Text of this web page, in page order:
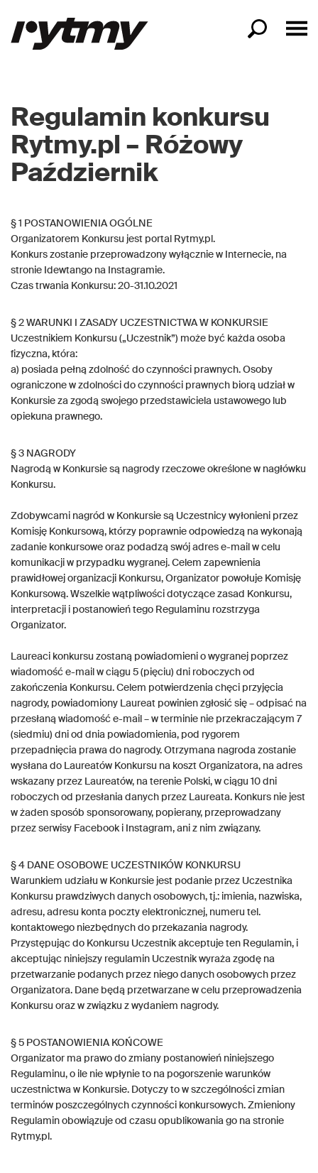
Regulamin konkursu
Rytmy.pl – Różowy
Październik
§ 1 POSTANOWIENIA OGÓLNE
Organizatorem Konkursu jest portal Rytmy.pl.
Konkurs zostanie przeprowadzony wyłącznie w Internecie, na
stronie Idewtango na Instagramie.
Czas trwania Konkursu: 20-31.10.2021
§ 2 WARUNKI I ZASADY UCZESTNICTWA W KONKURSIE
Uczestnikiem Konkursu („Uczestnik”) może być każda osoba
fizyczna, która:
a) posiada pełną zdolność do czynności prawnych. Osoby
ograniczone w zdolności do czynności prawnych biorą udział w
Konkursie za zgodą swojego przedstawiciela ustawowego lub
opiekuna prawnego.
§ 3 NAGRODY
Nagrodą w Konkursie są nagrody rzeczowe określone w nagłówku
Konkursu.
Zdobywcami nagród w Konkursie są Uczestnicy wyłonieni przez
Komisję Konkursową, którzy poprawnie odpowiedzą na wykonają
zadanie konkursowe oraz podadzą swój adres e-mail w celu
komunikacji w przypadku wygranej. Celem zapewnienia
prawidłowej organizacji Konkursu, Organizator powołuje Komisję
Konkursową. Wszelkie wątpliwości dotyczące zasad Konkursu,
interpretacji i postanowień tego Regulaminu rozstrzyga
Organizator.
Laureaci konkursu zostaną powiadomieni o wygranej poprzez
wiadomość e-mail w ciągu 5 (pięciu) dni roboczych od
zakończenia Konkursu. Celem potwierdzenia chęci przyjęcia
nagrody, powiadomiony Laureat powinien zgłosić się – odpisać na
przesłaną wiadomość e-mail – w terminie nie przekraczającym 7
(siedmiu) dni od dnia powiadomienia, pod rygorem
przepadnięcia prawa do nagrody. Otrzymana nagroda zostanie
wysłana do Laureatów Konkursu na koszt Organizatora, na adres
wskazany przez Laureatów, na terenie Polski, w ciągu 10 dni
roboczych od przesłania danych przez Laureata. Konkurs nie jest
w żaden sposób sponsorowany, popierany, przeprowadzany
przez serwisy Facebook i Instagram, ani z nim związany.
§ 4 DANE OSOBOWE UCZESTNIKÓW KONKURSU
Warunkiem udziału w Konkursie jest podanie przez Uczestnika
Konkursu prawdziwych danych osobowych, tj.: imienia, nazwiska,
adresu, adresu konta poczty elektronicznej, numeru tel.
kontaktowego niezbędnych do przekazania nagrody.
Przystępując do Konkursu Uczestnik akceptuje ten Regulamin, i
akceptując niniejszy regulamin Uczestnik wyraża zgodę na
przetwarzanie podanych przez niego danych osobowych przez
Organizatora. Dane będą przetwarzane w celu przeprowadzenia
Konkursu oraz w związku z wydaniem nagrody.
§ 5 POSTANOWIENIA KOŃCOWE
Organizator ma prawo do zmiany postanowień niniejszego
Regulaminu, o ile nie wpłynie to na pogorszenie warunków
uczestnictwa w Konkursie. Dotyczy to w szczególności zmian
terminów poszczególnych czynności konkursowych. Zmieniony
Regulamin obowiązuje od czasu opublikowania go na stronie
Rytmy.pl.